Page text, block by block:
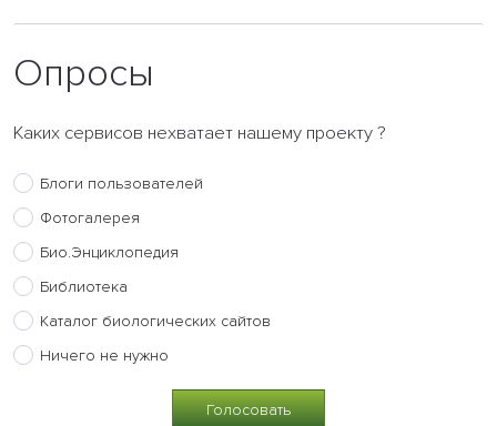
Опросы
Каких сервисов нехватает нашему проекту ?
Блоги пользователей
Фотогалерея
Био.Энциклопедия
Библиотека
Каталог биологических сайтов
Ничего не нужно